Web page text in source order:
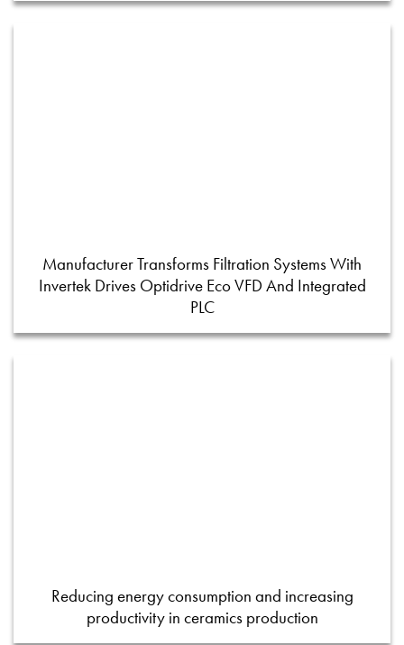
Manufacturer Transforms Filtration Systems With
Invertek Drives Optidrive Eco VFD And Integrated
PLC
Reducing energy consumption and increasing
productivity in ceramics production